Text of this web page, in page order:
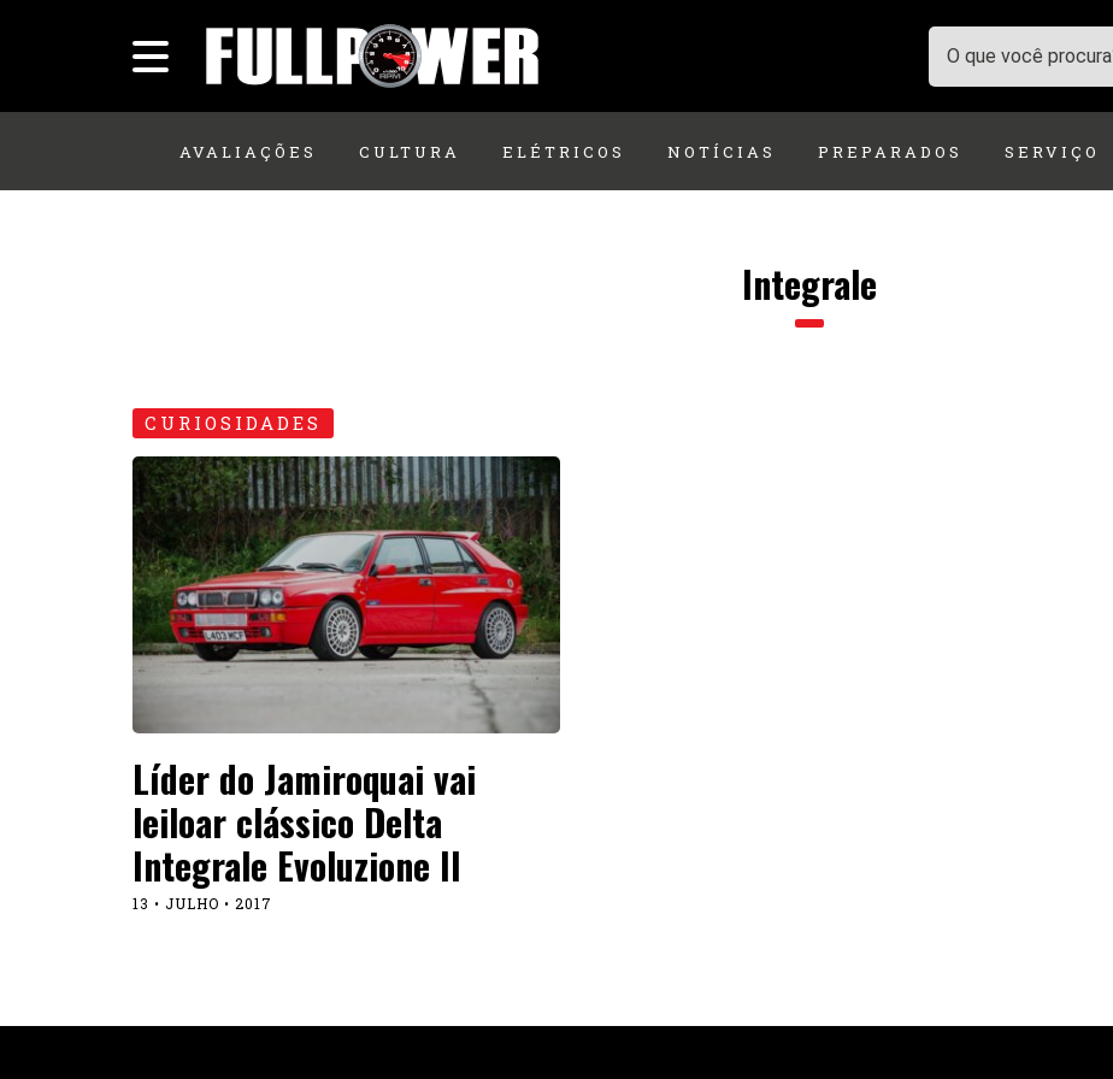
AVALIAÇÕES CULTURA ELÉTRICOS NOTÍCIAS PREPARADOS SERVIÇO
Integrale
CURIOSIDADES
Líder do Jamiroquai vai
leiloar clássico Delta
Integrale Evoluzione II
13 • JULHO • 2017